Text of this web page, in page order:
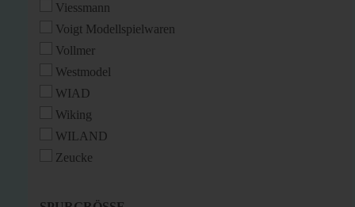
Viessmann
Voigt Modellspielwaren
Vollmer
Westmodel
WIAD
Wiking
WILAND
Zeucke